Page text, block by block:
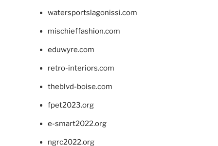
watersportslagonissi.com
mischieffashion.com
eduwyre.com
retro-interiors.com
theblvd-boise.com
fpet2023.org
e-smart2022.org
ngrc2022.org